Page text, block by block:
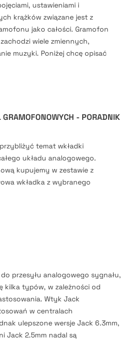
ustawieniami i
krążków związane jest z
jako całości. Gramofon
wiele zmiennych,
muzyki. Poniżej chcę opisać
- PORADNIK
temat wkładki
układu analogowego.
kupujemy w zestawie z
wkładka z wybranego
przesyłu analogowego sygnału,
kilka typów, w zależności od
Wtyk Jack
w centralach
ulepszone wersje Jack 6.3mm,
Jack 2.5mm nadal są